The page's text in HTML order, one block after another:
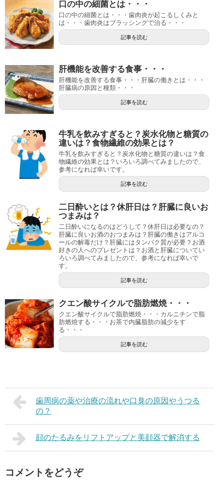
口の中の細菌とは・・・
口の中の細菌とは・・・歯肉炎が起こるしくみと
は・・・歯肉炎はブラッシングで治る・・・
記事を読む
肝機能を改善する食事・・・
肝機能を改善する食事・・・肝臓の働きとは・・・
肝臓病の原因と種類・・・
記事を読む
牛乳を飲みすぎると？炭水化物と糖質の
違いは？食物繊維の効果とは？
牛乳を飲みすぎると？炭水化物と糖質の違いは？食
物繊維の効果とは？いろいろ調べてみましたので、
参考になれば幸いです。
記事を読む
二日酔いとは？休肝日は？肝臓に良いお
つまみは？
二日酔いになるのはどうして？休肝日は必要なの？
肝臓に良いお酒のおつまみは？肝臓の働きはアルコ
ールの解毒だけ？肝臓にはタンパク質が必要？お酒
好きの人へのプレゼントは？お酒と肝臓についてい
ろいろ調べてみましたので、参考になれば幸いで
す。
記事を読む
クエン酸サイクルで脂肪燃焼・・・
クエン酸サイクルで脂肪燃焼・・・カルニチンで脂
肪燃焼する・・・お茶で内臓脂肪の減少をす
る・・・
記事を読む
歯周病の薬や治療の流れや口臭の原因やうつる
の？
顔のたるみをリフトアップと美顔器で解消する
コメントをどうぞ